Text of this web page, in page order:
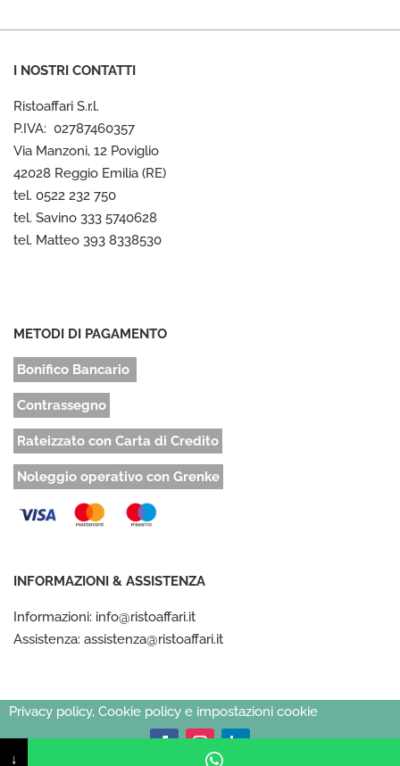
I NOSTRI CONTATTI
Ristoaffari S.r.l.
P.IVA: 02787460357
Via Manzoni, 12 Poviglio
42028 Reggio Emilia (RE)
tel. 0522 232 750
tel. Savino 333 5740628
tel. Matteo 393 8338530
METODI DI PAGAMENTO
Bonifico Bancario
Contrassegno
Rateizzato con Carta di Credito
Noleggio operativo con Grenke
INFORMAZIONI & ASSISTENZA
Informazioni: info@ristoaffari.it
Assistenza: assistenza@ristoaffari.it
Privacy policy, Cookie policy e impostazioni cookie
↓